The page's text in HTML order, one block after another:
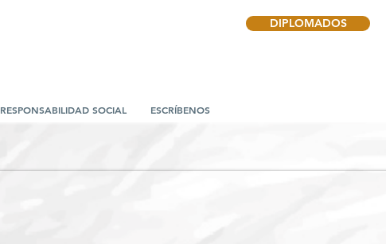
DIPLOMADOS
RESPONSABILIDAD SOCIAL ESCRÍBENOS